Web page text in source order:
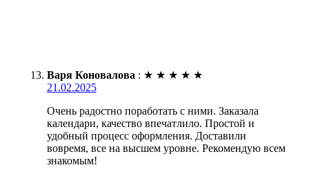
Варя Коновалова : ★ ★ ★ ★ ★
21.02.2025
Очень радостно поработать с ними. Заказала
календари, качество впечатлило. Простой и
удобный процесс оформления. Доставили
вовремя, все на высшем уровне. Рекомендую всем
знакомым!